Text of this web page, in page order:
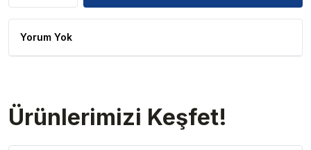
Yorum Yok
Ürünlerimizi Keşfet!